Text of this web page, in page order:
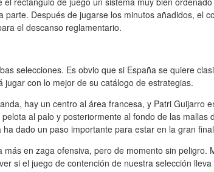
Después de jugarse los minutos añadidos, el
el descanso reglamentario.
selecciones. Es obvio que si España se quiere
con lo mejor de su catálogo de estrategias.
hay un centro al área francesa, y Patri Guijarro
al palo y posteriormente al fondo de las mallas
dado un paso importante para estar en la gran
en zaga ofensiva, pero de momento sin peligro.
si el juego de contención de nuestra selección